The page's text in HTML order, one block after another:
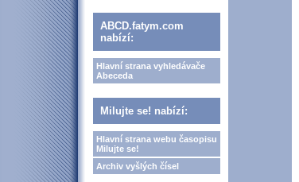
ABCD.fatym.com
nabízí:
Hlavní strana vyhledávače
Abeceda
Milujte se! nabízí:
Hlavní strana webu časopisu
Milujte se!
Archiv vyšlých čísel